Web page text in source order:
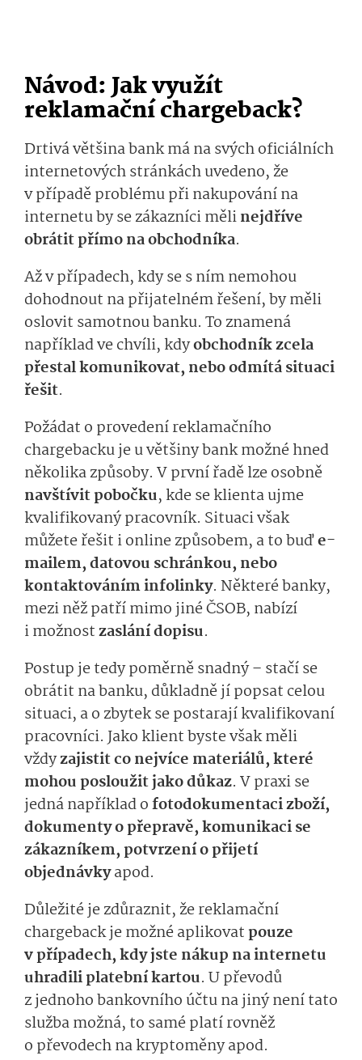
Návod: Jak využít
reklamační chargeback?
Drtivá většina bank má na svých oficiálních
internetových stránkách uvedeno, že
v případě problému při nakupování na
internetu by se zákazníci mělinejdříve
obrátit přímo na obchodníka.
Až v případech, kdy se s ním nemohou
dohodnout na přijatelném řešení, by měli
oslovit samotnou banku. To znamená
například ve chvíli, kdyobchodník zcela
přestal komunikovat, nebo odmítá situaci
řešit.
Požádat o provedení reklamačního
chargebacku je u většiny bank možné hned
několika způsoby. V první řadě lze osobně
navštívit pobočku, kde se klienta ujme
kvalifikovaný pracovník. Situaci však
můžete řešit i online způsobem, a to buďe-
mailem, datovou schránkou, nebo
kontaktováním infolinky. Některé banky,
mezi něž patří mimo jiné ČSOB, nabízí
i možnostzaslání dopisu.
Postup je tedy poměrně snadný – stačí se
obrátit na banku, důkladně jí popsat celou
situaci, a o zbytek se postarají kvalifikovaní
pracovníci. Jako klient byste však měli
vždyzajistit co nejvíce materiálů, které
mohou posloužit jako důkaz. V praxi se
jedná například ofotodokumentaci zboží,
dokumenty o přepravě, komunikaci se
zákazníkem, potvrzení o přijetí
objednávkyapod.
Důležité je zdůraznit, že reklamační
chargeback je možné aplikovatpouze
v případech, kdy jste nákup na internetu
uhradili platební kartou. U převodů
z jednoho bankovního účtu na jiný není tato
služba možná, to samé platí rovněž
o převodech na kryptoměny apod.